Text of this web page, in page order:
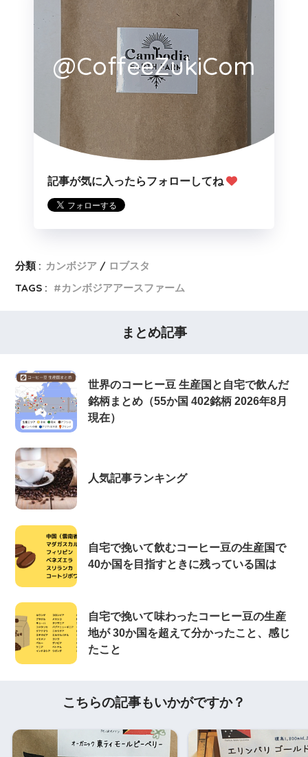
@CoffeeZukiCom
記事が気に入ったらフォローしてね
分類 : カンボジア
ロブスタ
TAGS :
カンボジアアースファーム
まとめ記事
世界のコーヒー豆 生産国と自宅で飲んだ
銘柄まとめ（55か国 402銘柄 2026年8月
現在）
人気記事ランキング
自宅で挽いて飲むコーヒー豆の生産国で
40か国を目指すときに残っている国は
自宅で挽いて味わったコーヒー豆の生産
地が 30か国を超えて分かったこと、感じ
たこと
こちらの記事もいかがですか？